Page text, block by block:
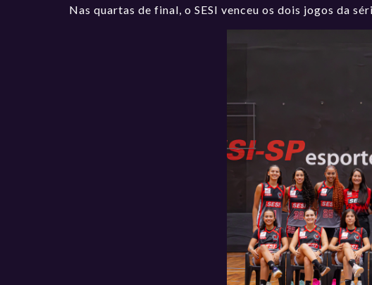
Nas quartas de final, o SESI venceu os dois jogos da